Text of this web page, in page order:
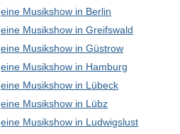
eine Musikshow in Berlin
eine Musikshow in Greifswald
eine Musikshow in Güstrow
eine Musikshow in Hamburg
eine Musikshow in Lübeck
eine Musikshow in Lübz
eine Musikshow in Ludwigslust